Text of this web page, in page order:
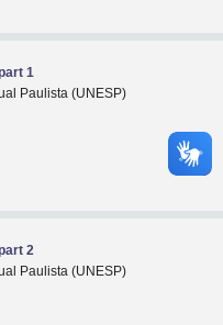
1
Paulista (UNESP)
2
Paulista (UNESP)